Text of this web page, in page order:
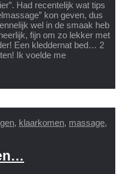
Had recentelijk wat tips
kon geven, dus
wel in de smaak heb
fijn om zo lekker met
Een kleddernat bed… 2
Ik voelde me
, klaarkomen, massage,